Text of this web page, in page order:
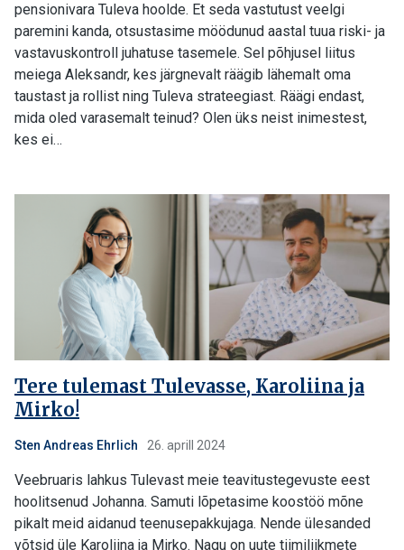
pensionivara Tuleva hoolde. Et seda vastutust veelgi
paremini kanda, otsustasime möödunud aastal tuua riski- ja
vastavuskontroll juhatuse tasemele. Sel põhjusel liitus
meiega Aleksandr, kes järgnevalt räägib lähemalt oma
taustast ja rollist ning Tuleva strateegiast. Räägi endast,
mida oled varasemalt teinud? Olen üks neist inimestest,
kes ei…
Tere tulemast Tulevasse, Karoliina ja
Mirko!
Sten Andreas Ehrlich 26. aprill 2024
Veebruaris lahkus Tulevast meie teavitustegevuste eest
hoolitsenud Johanna. Samuti lõpetasime koostöö mõne
pikalt meid aidanud teenusepakkujaga. Nende ülesanded
võtsid üle Karoliina ja Mirko. Nagu on uute tiimiliikmete